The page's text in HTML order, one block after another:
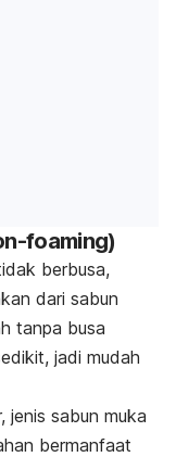
foaming)
berbusa,
dari sabun
tanpa busa
jadi mudah
jenis sabun muka
bermanfaat